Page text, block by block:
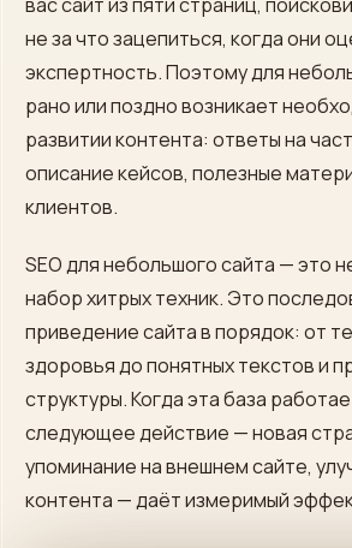
не за что зацепиться, когда они
экспертность. Поэтому для
рано или поздно возникает
развитии контента: ответы на
описание кейсов, полезные
клиентов.
SEO для небольшого сайта — это
набор хитрых техник. Это
приведение сайта в порядок: от
здоровья до понятных текстов и
структуры. Когда эта база
следующее действие — новая
упоминание на внешнем сайте,
контента — даёт измеримый